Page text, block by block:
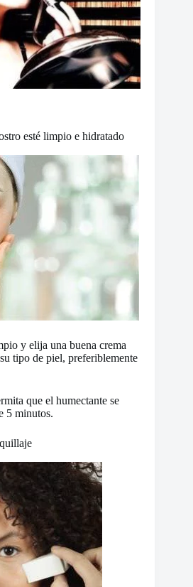
esté limpio e hidratado
y elija una buena crema
tipo de piel, preferiblemente
que el humectante se
5 minutos.